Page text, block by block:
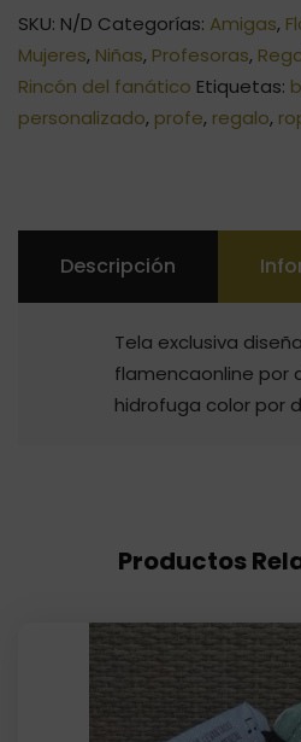
hasta
13,00€
SKU: N/D Categorías: Amigas,
Mujeres, Niñas, Profesoras,
Rincón del fanático Etiquetas:
personalizado, profe, regalo,
Descripción
Tela exclusiva
flamencaonline por
hidrofuga color por
Productos